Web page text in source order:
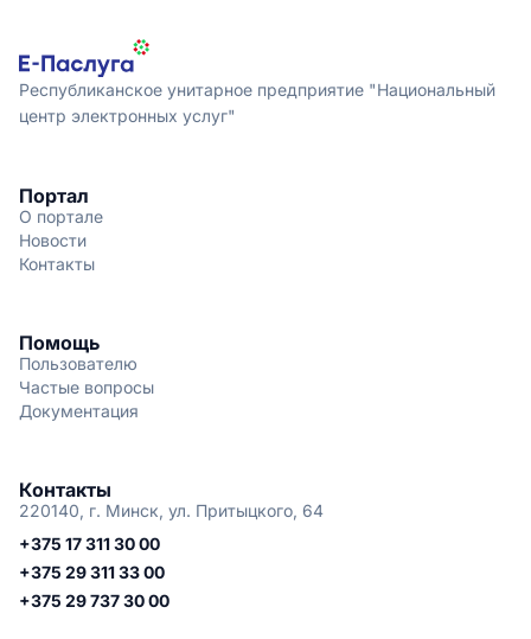
Республиканское унитарное предприятие "Национальный
центр электронных услуг"
Портал
О портале
Новости
Контакты
Помощь
Пользователю
Частые вопросы
Документация
Контакты
220140, г. Минск, ул. Притыцкого, 64
+375 17 311 30 00
+375 29 311 33 00
+375 29 737 30 00